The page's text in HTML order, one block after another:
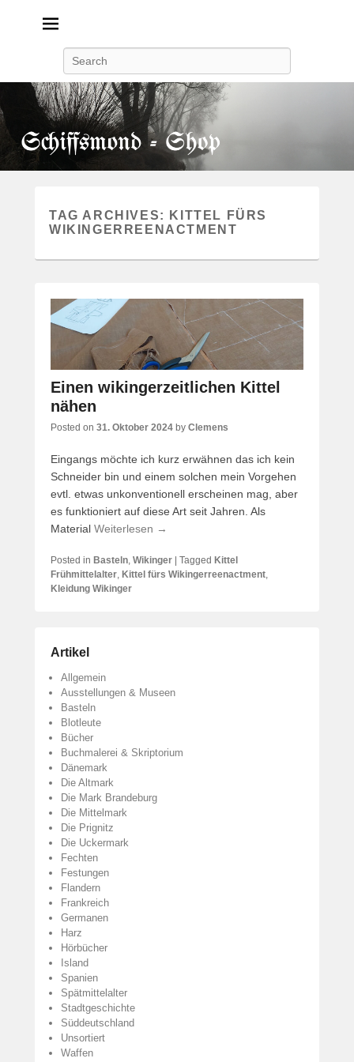
TAG ARCHIVES:
KITTEL FÜRS
WIKINGERREENACTMENT
Einen wikingerzeitlichen Kittel
nähen
Posted on 31. Oktober 2024 by Clemens
Eingangs möchte ich kurz erwähnen das ich kein
Schneider bin und einem solchen mein Vorgehen
evtl. etwas unkonventionell erscheinen mag, aber
es funktioniert auf diese Art seit Jahren. Als
Material Weiterlesen →
Posted in Basteln, Wikinger Tagged Kittel
Frühmittelalter, Kittel fürs Wikingerreenactment,
Kleidung Wikinger
Artikel
Allgemein
Ausstellungen & Museen
Basteln
Blotleute
Bücher
Buchmalerei & Skriptorium
Dänemark
Die Altmark
Die Mark Brandeburg
Die Mittelmark
Die Prignitz
Die Uckermark
Fechten
Festungen
Flandern
Frankreich
Germanen
Harz
Hörbücher
Island
Spanien
Spätmittelalter
Stadtgeschichte
Süddeutschland
Unsortiert
Waffen